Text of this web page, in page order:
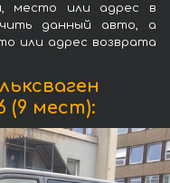
место или адрес в
данный авто, а
или адрес возврата
(9 мест):